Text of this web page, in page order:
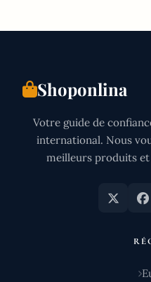
Shoponlina
Votre guide de
international. Nous
meilleurs produits